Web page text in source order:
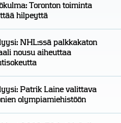
Toronton toiminta
hilpeyttä
NHL:ssä palkkakaton
nousu aiheuttaa
Patrik Laine valittava
olympiamiehistöön